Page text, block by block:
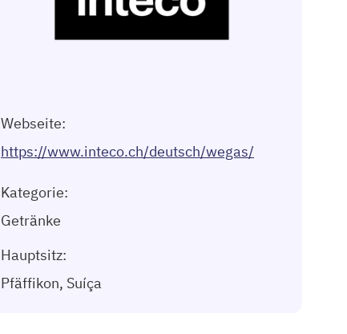
Webseite:
https://www.inteco.ch/deutsch/wegas/
Kategorie:
Getränke
Hauptsitz:
Pfäffikon, Suíça